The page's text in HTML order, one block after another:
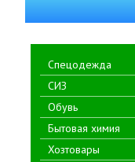
Спецодежда
СИЗ
Обувь
Бытовая химия
Хозтовары